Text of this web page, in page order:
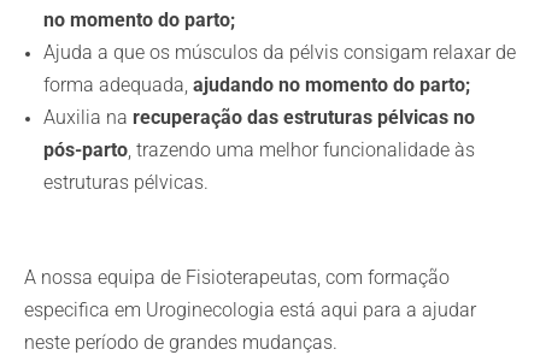
no momento do parto;
Ajuda a que os músculos da pélvis consigam relaxar de
forma adequada,ajudando no momento do parto;
Auxilia na recuperação das estruturas pélvicas no
pós-parto, trazendo uma melhor funcionalidade às
estruturas pélvicas.
A nossa equipa de Fisioterapeutas, com formação
especifica em Uroginecologia está aqui para a ajudar
neste período de grandes mudanças.